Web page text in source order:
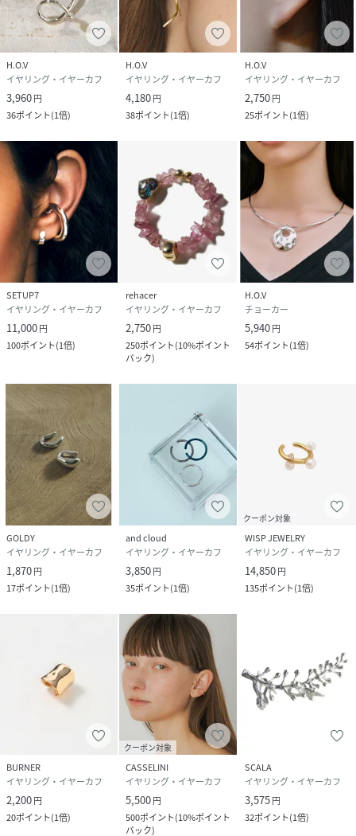
サイズ FREE
RS1340_KT23
KT23-SIL-FRE RS1340)
H.O.V
イヤリング・イヤーカフ
3,960円
36ポイント(1倍)
H.O.V
イヤリング・イヤーカフ
4,180円
38ポイント(1倍)
H.O.V
イヤリング・イヤーカフ
2,750円
25ポイント(1倍)
SETUP7
イヤリング・イヤーカフ
11,000円
100ポイント(1倍)
rehacer
イヤリング・イヤーカフ
2,750円
250ポイント(10%ポイント
バック)
H.O.V
チョーカー
5,940円
54ポイント(1倍)
GOLDY
イヤリング・イヤーカフ
1,870円
17ポイント(1倍)
and cloud
イヤリング・イヤーカフ
3,850円
35ポイント(1倍)
クーポン対象
WISP JEWELRY
イヤリング・イヤーカフ
14,850円
135ポイント(1倍)
BURNER
イヤリング・イヤーカフ
2,200円
20ポイント(1倍)
クーポン対象
CASSELINI
イヤリング・イヤーカフ
5,500円
500ポイント(10%ポイント
バック)
SCALA
イヤリング・イヤーカフ
3,575円
32ポイント(1倍)